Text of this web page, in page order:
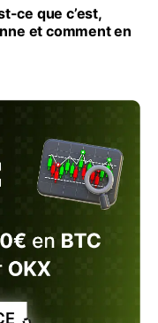
ce que c’est,
et comment en